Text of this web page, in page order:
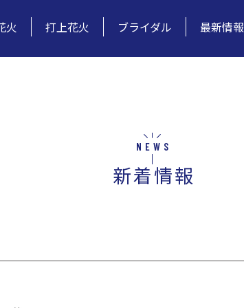
火 打上花火 ブライダル 最新情報
NEWS
新着情報